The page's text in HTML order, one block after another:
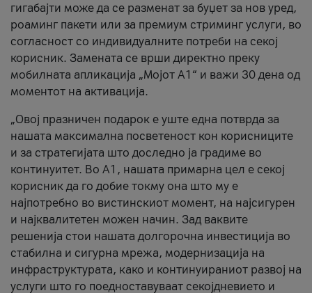
гигабајти може да се разменат за буџет за нов уред,
роаминг пакети или за премиум стриминг услуги, во
согласност со индивидуалните потреби на секој
корисник. Замената се врши директно преку
мобилната апликација „Мојот А1“ и важи 30 дена од
моментот на активација.
„Овој празничен подарок е уште една потврда за
нашата максимална посветеност кон корисниците
и за стратегијата што доследно ја градиме во
континуитет. Во А1, нашата примарна цел е секој
корисник да го добие токму она што му е
најпотребно во вистинскиот момент, на најсигурен
и најквалитетен можен начин. Зад ваквите
решенија стои нашата долгорочна инвестиција во
стабилна и сигурна мрежа, модернизација на
инфраструктурата, како и континуираниот развој на
услуги што го поедноставуваат секојдневието и